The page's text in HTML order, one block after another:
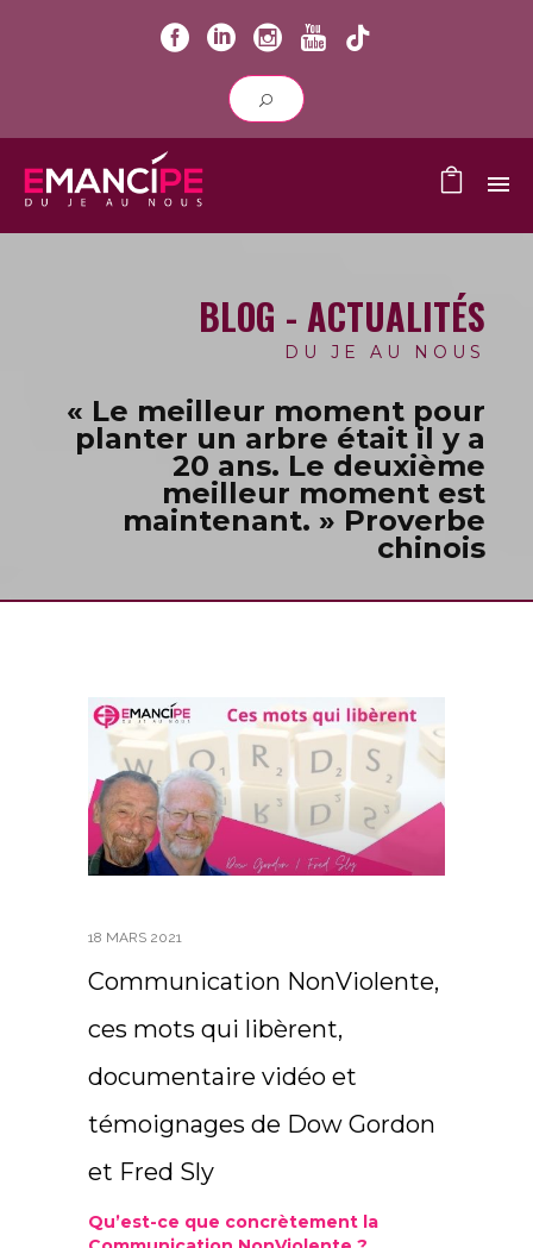
BLOG - ACTUALITÉS
DU JE AU NOUS
« Le meilleur moment pour
planter un arbre était il y a
20 ans. Le deuxième
meilleur moment est
maintenant. » Proverbe
chinois
18 MARS 2021
Communication NonViolente,
ces mots qui libèrent,
documentaire vidéo et
témoignages de Dow Gordon
et Fred Sly
Qu’est-ce que concrètement la